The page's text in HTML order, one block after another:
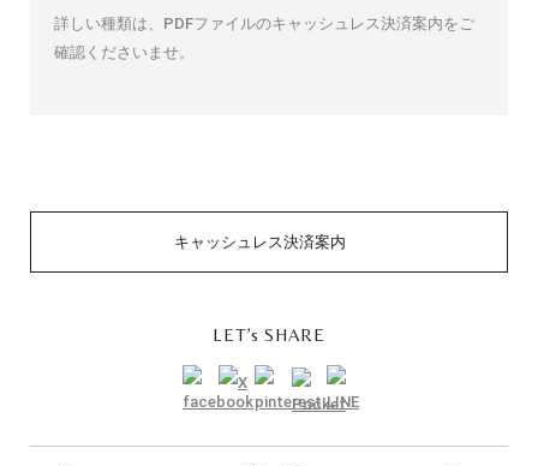
詳しい種類は、PDFファイルのキャッシュレス決済案内をご
確認くださいませ。
キャッシュレス決済案内
LET’s SHARE